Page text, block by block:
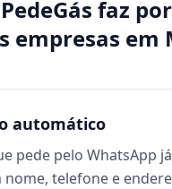
faz por
empresas em
automático
pede pelo WhatsApp
nome, telefone e